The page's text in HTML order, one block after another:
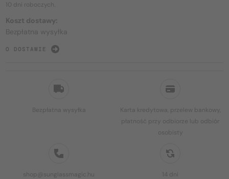
Bezpłatna wysyłka
Karta kredytowa, przelew bankowy,
płatność przy odbiorze lub odbiór
osobisty
shop@sunglassmagic.hu
14 dni
10 dni roboczych.
Koszt dostawy:
Bezpłatna wysyłka
O DOSTAWIE